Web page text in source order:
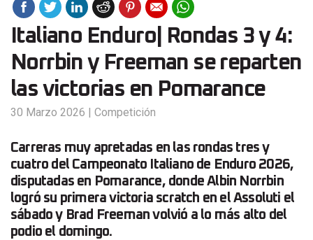
Italiano Enduro| Rondas 3 y 4:
Norrbin y Freeman se reparten
las victorias en Pomarance
30 Marzo 2026 | Competición
Carreras muy apretadas en las rondas tres y
cuatro del Campeonato Italiano de Enduro 2026,
disputadas en Pomarance, donde Albin Norrbin
logró su primera victoria scratch en el Assoluti el
sábado y Brad Freeman volvió a lo más alto del
podio el domingo.